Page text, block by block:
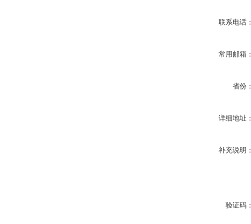
联系电话：
常用邮箱：
省份：
详细地址：
补充说明：
验证码：